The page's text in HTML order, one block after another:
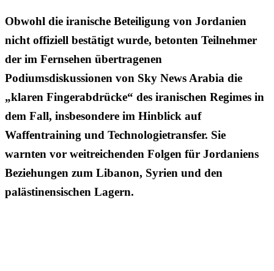
Obwohl die iranische Beteiligung von Jordanien
nicht offiziell bestätigt wurde, betonten Teilnehmer
der im Fernsehen übertragenen
Podiumsdiskussionen von Sky News Arabia die
„klaren Fingerabdrücke“ des iranischen Regimes in
dem Fall, insbesondere im Hinblick auf
Waffentraining und Technologietransfer. Sie
warnten vor weitreichenden Folgen für Jordaniens
Beziehungen zum Libanon, Syrien und den
palästinensischen Lagern.